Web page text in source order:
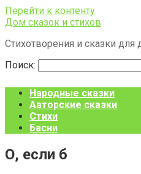
Перейти к контенту
Дом сказок и стихов
Стихотворения и сказки для
Поиск:
Народные сказки
Авторские сказки
Стихи
Басни
О, если б